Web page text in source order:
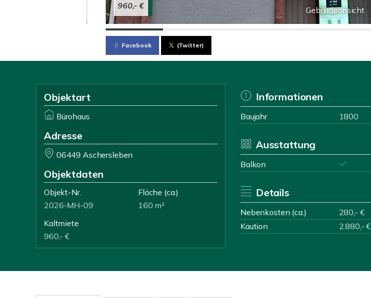
Gebäudeansicht
960,- €
Facebook (Twitter)
Objektart
Bürohaus
Adresse
06449 Aschersleben
Objektdaten
Objekt-Nr.
2026-MH-09
Fläche (ca.)
160 m²
Kaltmiete
960,- €
Informationen
Baujahr 1800
Ausstattung
Balkon
Details
Nebenkosten (ca.) 280,- €
Kaution
2.880,- €